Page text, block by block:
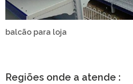
balcão para loja
Regiões onde a atende :